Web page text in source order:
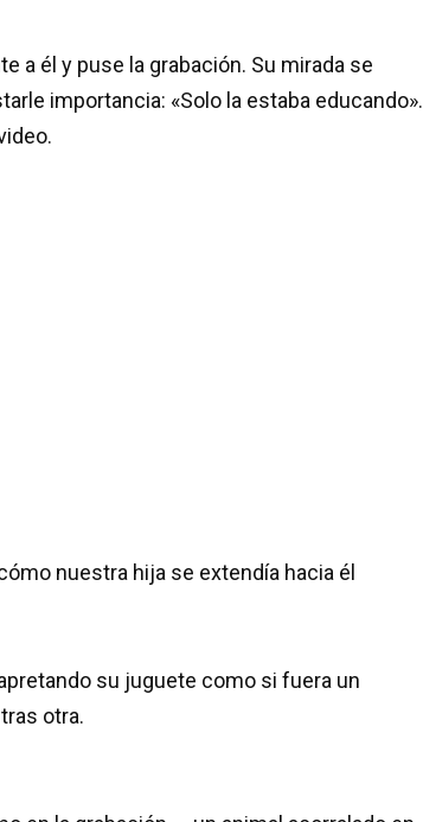
a él y puse la grabación. Su mirada se
importancia: «Solo la estaba educando».
nuestra hija se extendía hacia él
su juguete como si fuera un
otra.